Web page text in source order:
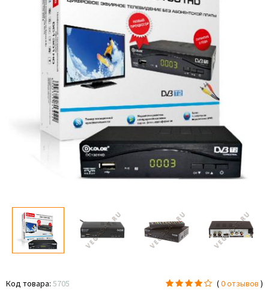
Код товара: 5705 (0 отзывов )